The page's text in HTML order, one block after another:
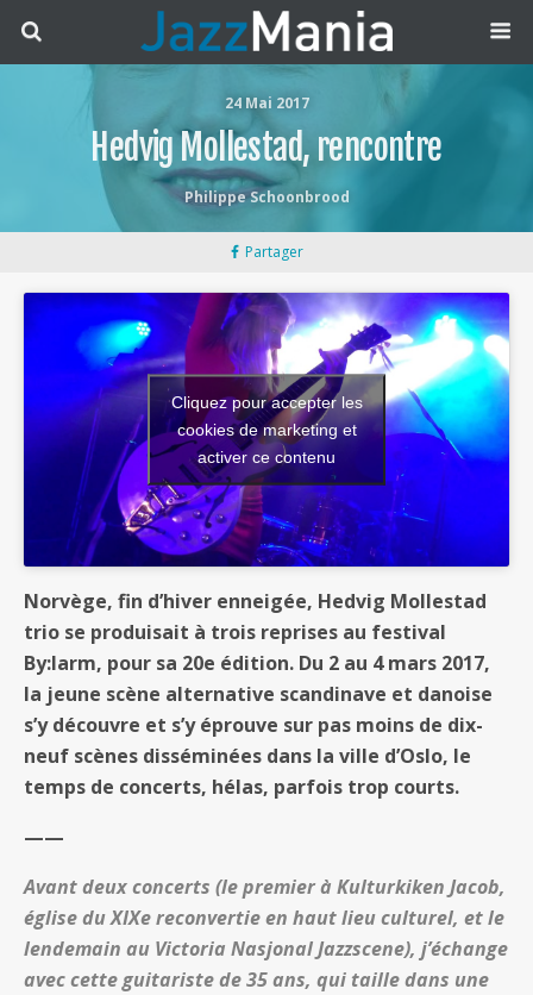
24 Mai 2017
Hedvig Mollestad, rencontre
Philippe Schoonbrood
Partager
Cliquez pour accepter les
cookies de marketing et
activer ce contenu
Norvège, fin d’hiver enneigée, Hedvig Mollestad
trio se produisait à trois reprises au festival
By:larm, pour sa 20e édition. Du 2 au 4 mars 2017,
la jeune scène alternative scandinave et danoise
s’y découvre et s’y éprouve sur pas moins de dix-
neuf scènes disséminées dans la ville d’Oslo, le
temps de concerts, hélas, parfois trop courts.
——
Avant deux concerts (le premier à Kulturkiken Jacob,
église du XIXe reconvertie en haut lieu culturel, et le
lendemain au Victoria Nasjonal Jazzscene), j’échange
avec cette guitariste de 35 ans, qui taille dans une